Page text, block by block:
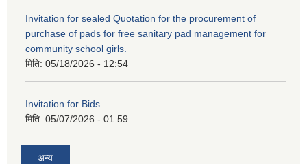
Invitation for sealed Quotation for the procurement of
purchase of pads for free sanitary pad management for
community school girls.
मिति: 05/18/2026 - 12:54
Invitation for Bids
मिति: 05/07/2026 - 01:59
अन्य